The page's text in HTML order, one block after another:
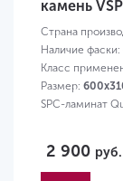
камень
Страна
Наличие фаски:
Класс
Размер:
SPC-ламинат
2 900 руб.